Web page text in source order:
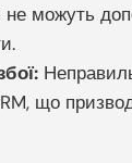
не можуть
що